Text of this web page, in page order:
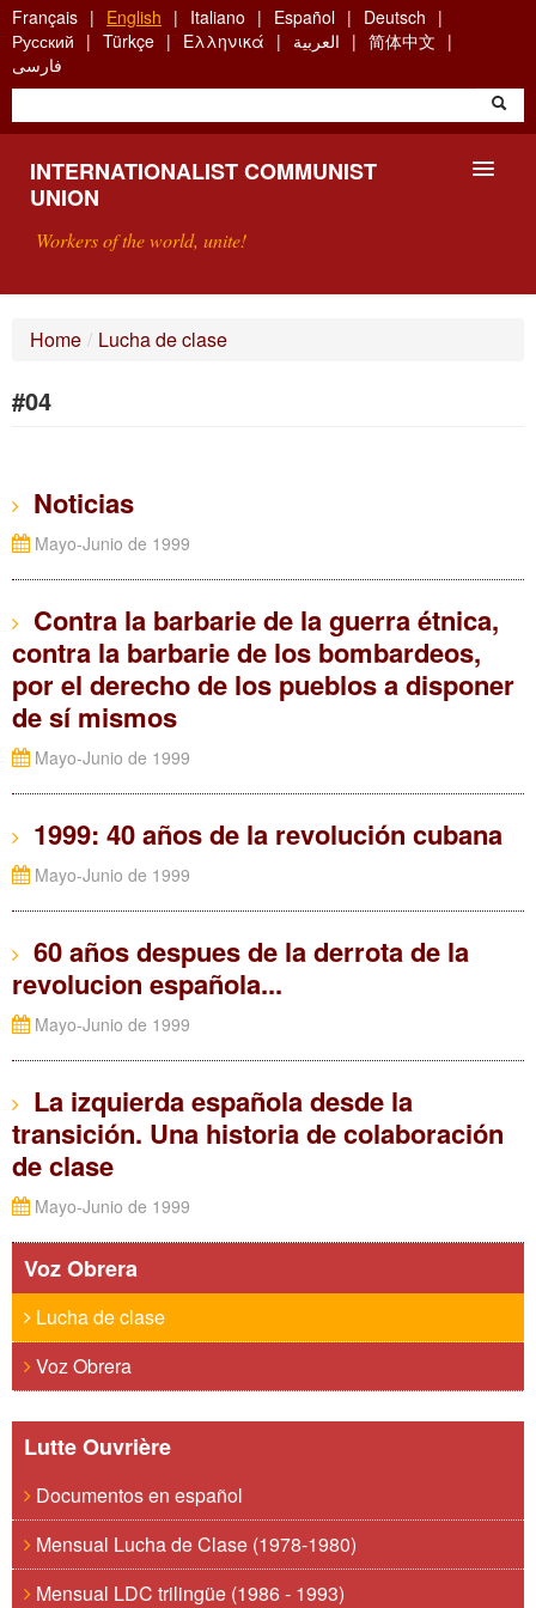
Skip
to
main
content
Français English Italiano Español
Deutsch
Русский
Türkçe Ελληνικά العربية
简体中文
فارسی
INTERNATIONALIST COMMUNIST
UNION
Workers of the world, unite!
Home / Lucha de clase
#04
Noticias
Mayo-Junio de 1999
Contra la barbarie de la guerra étnica,
contra la barbarie de los bombardeos,
por el derecho de los pueblos a disponer
de sí mismos
Mayo-Junio de 1999
1999: 40 años de la revolución cubana
Mayo-Junio de 1999
60 años despues de la derrota de la
revolucion española...
Mayo-Junio de 1999
La izquierda española desde la
transición. Una historia de colaboración
de clase
Mayo-Junio de 1999
Voz Obrera
Lucha de clase
Voz Obrera
Lutte Ouvrière
Documentos en español
Mensual Lucha de Clase (1978-1980)
Mensual LDC trilingüe (1986 - 1993)